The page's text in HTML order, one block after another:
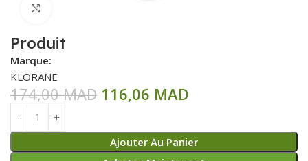
Produit
Marque:
KLORANE
174,00MAD 116,06 MAD
Ajouter Au Panier